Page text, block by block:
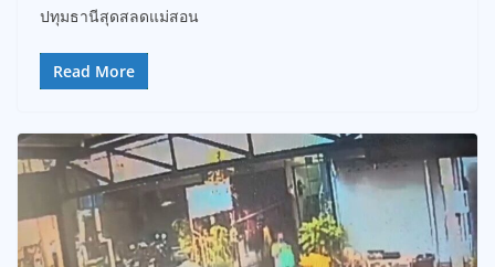
ปทุมธานีสุดสลดแม่สอน
Read More